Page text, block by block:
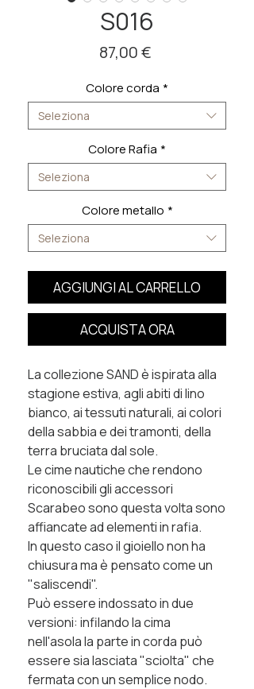
S016
87,00 €Prezzo
Colore corda *
Seleziona
Colore Rafia *
Seleziona
Colore metallo *
Seleziona
AGGIUNGI AL CARRELLO
ACQUISTA ORA
La collezione SAND è ispirata alla
stagione estiva, agli abiti di lino
bianco, ai tessuti naturali, ai colori
della sabbia e dei tramonti, della
terra bruciata dal sole.
Le cime nautiche che rendono
riconoscibili gli accessori
Scarabeo sono questa volta sono
affiancate ad elementi in rafia.
In questo caso il gioiello non ha
chiusura ma è pensato come un
"saliscendi".
Può essere indossato in due
versioni: infilando la cima
nell'asola la parte in corda può
essere sia lasciata "sciolta" che
fermata con un semplice nodo.